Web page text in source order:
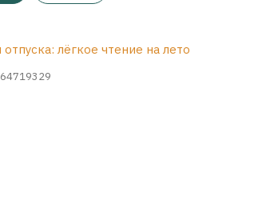
отпуска: лёгкое чтение на лето